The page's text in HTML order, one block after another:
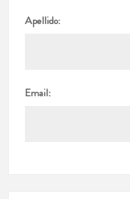
Apellido:
Email: